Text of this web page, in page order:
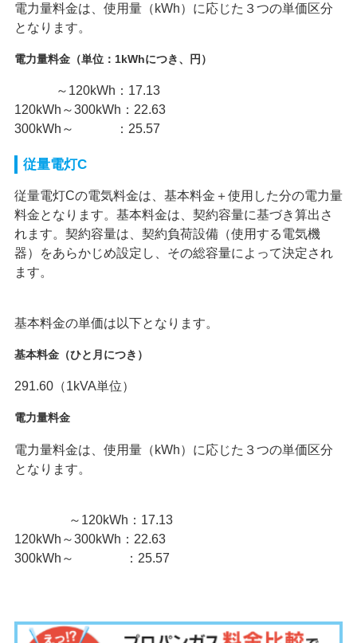
電力量料金は、使用量（kWh）に応じた３つの単価区分
となります。
電力量料金（単位：1kWhにつき、円）
～120kWh：17.13
120kWh～300kWh：22.63
300kWh～ ：25.57
従量電灯C
従量電灯Cの電気料金は、基本料金＋使用した分の電力量
料金となります。基本料金は、契約容量に基づき算出さ
れます。契約容量は、契約負荷設備（使用する電気機
器）をあらかじめ設定し、その総容量によって決定され
ます。
基本料金の単価は以下となります。
基本料金（ひと月につき）
291.60（1kVA単位）
電力量料金
電力量料金は、使用量（kWh）に応じた３つの単価区分
となります。
～120kWh：17.13
120kWh～300kWh：22.63
300kWh～ ：25.57